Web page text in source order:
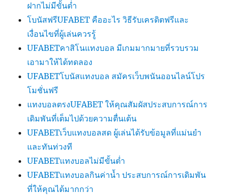
ฝากไม่มีขั้นต่ำ
โบนัสฟรีUFABET คืออะไร วิธีรับเครดิตฟรีและ
เงื่อนไขที่ผู้เล่นควรรู้
UFABETคาสิโนแทงบอล มีเกมมากมายที่รวบรวม
เอามาให้ได้ทดลอง
UFABETโบนัสแทงบอล สมัครเว็บพนันออนไลน์โปร
โมชั่นฟรี
แทงบอลตรงUFABET ให้คุณสัมผัสประสบการณ์การ
เดิมพันที่เต็มไปด้วยความตื่นเต้น
UFABETเว็บแทงบอลสด ผู้เล่นได้รับข้อมูลที่แม่นยำ
และทันท่วงที
UFABETแทงบอลไม่มีขั้นต่ำ
UFABETแทงบอลกินค่าน้ำ ประสบการณ์การเดิมพัน
ที่ให้คุณได้มากกว่า